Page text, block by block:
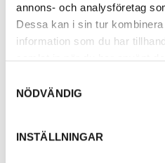
annons- och analysföretag
Dessa kan i sin tur
information som du har
samlat in när du har använt
NÖDVÄNDIG
INSTÄLLNINGAR
Slickepott smal
941120-10
Beskrivning